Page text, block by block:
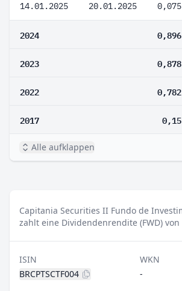
14.01.2025 20.01.2025
2024
2023
2022
2017
Alle aufklappen
Capitania Securities II Fundo de
zahlt eine Dividendenrendite (FWD) von
ISIN
BRCPTSCTF004
WKN
-